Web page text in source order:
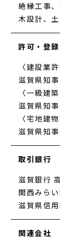
絶縁工事
木設計、
許可・登録
〈建設業
滋賀県知
〈一級建
滋賀県知
〈宅地建
滋賀県知
取引銀行
滋賀銀行
関西みら
滋賀県信
関連会社